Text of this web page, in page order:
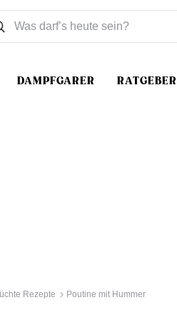
DAMPFGARER RATGEBER
Sie suchen
Rezepte Poutine mit Hummer